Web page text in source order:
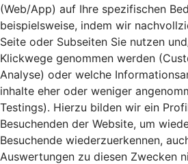
(Web/App) auf Ihre spezifischen
beispielsweise, indem wir
Seite oder Subseiten Sie nutzen
Klickwege genommen werden
Analyse) oder welche
inhalte eher oder weniger
Testings). Hierzu bilden wir ein
Besuchenden der Website, um
Besuchende wiederzuerkennen,
Auswertungen zu diesen Zwecken